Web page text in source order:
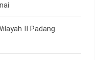
II Padang